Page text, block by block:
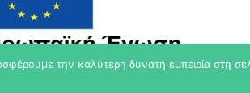
την καλύτερη δυνατή εμπειρία στη